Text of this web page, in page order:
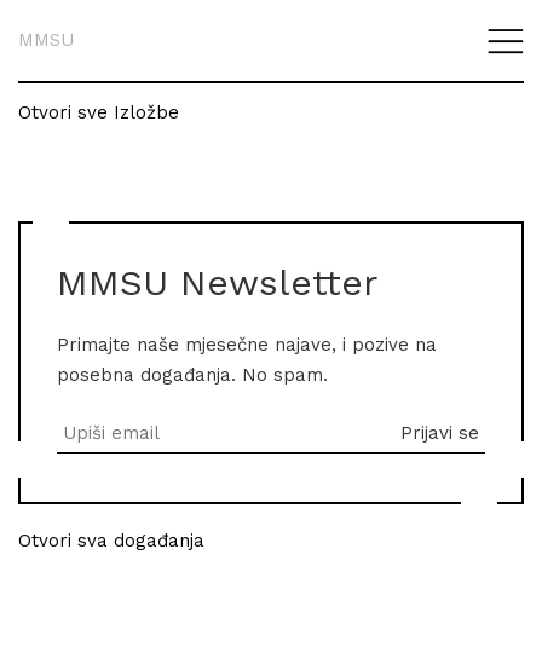
MMSU
Otvori sve Izložbe
MMSU Newsletter
Primajte naše mjesečne najave, i pozive na
posebna događanja. No spam.
Otvori sva događanja